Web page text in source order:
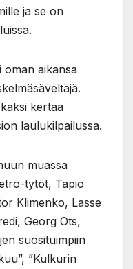
ja se on
oman aikansa
kertaa
laulukilpailussa.
muassa
tytöt, Tapio
Klimenko, Lasse
Georg Ots,
suosituimpiin
”Kulkurin